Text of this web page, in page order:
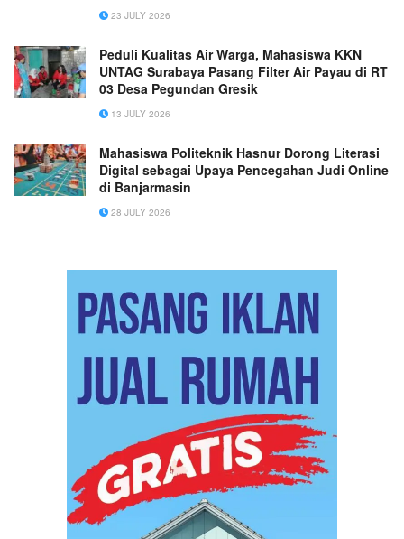
23 JULY 2026
Peduli Kualitas Air Warga, Mahasiswa KKN
UNTAG Surabaya Pasang Filter Air Payau di RT
03 Desa Pegundan Gresik
13 JULY 2026
Mahasiswa Politeknik Hasnur Dorong Literasi
Digital sebagai Upaya Pencegahan Judi Online
di Banjarmasin
28 JULY 2026